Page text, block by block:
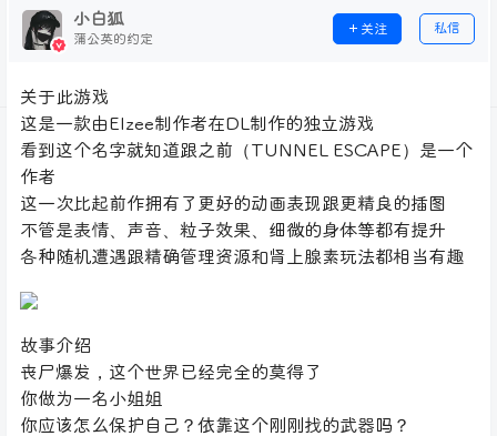
小白狐
蒲公英的约定
关注 私信
关于此游戏
这是一款由Elzee制作者在DL制作的独立游戏
看到这个名字就知道跟之前（TUNNEL ESCAPE）是一个
作者
这一次比起前作拥有了更好的动画表现跟更精良的插图
不管是表情、声音、粒子效果、细微的身体等都有提升
各种随机遭遇跟精确管理资源和肾上腺素玩法都相当有趣
故事介绍
丧尸爆发，这个世界已经完全的莫得了
你做为一名小姐姐
你应该怎么保护自己？依靠这个刚刚找的武器吗？